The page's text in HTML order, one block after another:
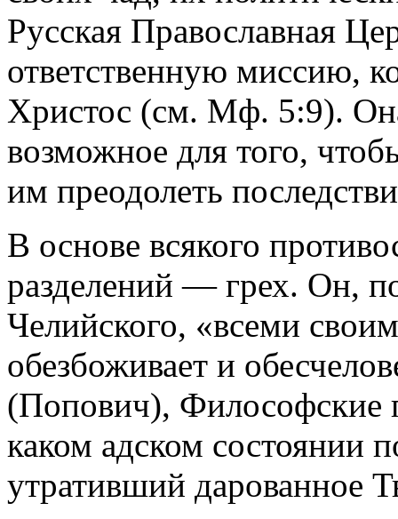
Русская Православная
ответственную миссию,
Христос (см. Мф. 5:9).
возможное для того,
им преодолеть
В основе всякого
разделений — грех. Он,
Челийского, «всеми
обезбоживает и
(Попович), Философские
каком адском состоянии
утративший дарованное